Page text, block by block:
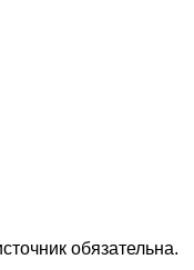
обязательна.